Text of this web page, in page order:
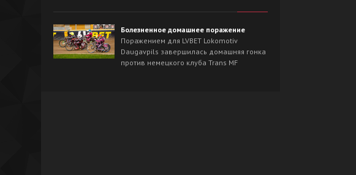
домашнем треке наша команда сначала
в невероятно напряжённой борьбе
вырвала победу у OK Kolejarz Opole -
46:44, а на следующий день уверенно
Болезненное домашнее поражение
Поражением для LVBET Lokomotiv
Daugavpils завершилась домашняя гонка
против немецкого клуба Trans MF